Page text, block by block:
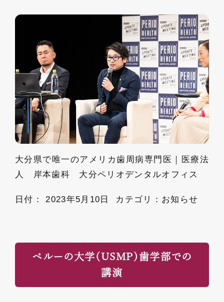
大分県で唯一のアメリカ歯周病専門医｜医療法
人 岸本歯科 大分ペリオデンタルオフィス
日付： 2023年5月10日 カテゴリ： お知らせ
ペルーの大学(USMP)歯学部での
講演